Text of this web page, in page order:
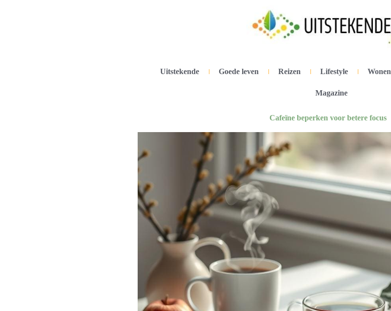
Uitstekende Goede leven Reizen Lifestyle Wonen
Magazine
Cafeïne beperken voor betere focus